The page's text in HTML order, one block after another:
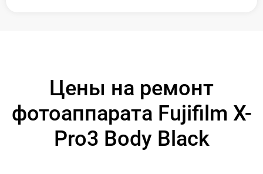
Цены на ремонт
фотоаппарата Fujifilm X-
Pro3 Body Black